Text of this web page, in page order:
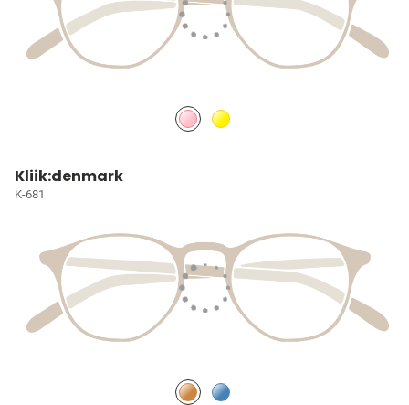
Kliik:denmark
K-681